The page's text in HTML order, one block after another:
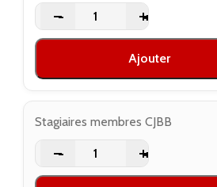
- +
Ajouter
Stagiaires membres CJBB
- +